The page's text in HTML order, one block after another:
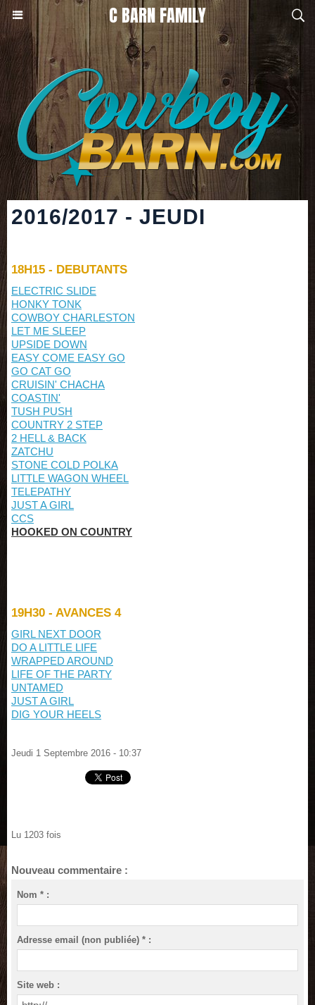
C BARN FAMILY
2016/2017 - JEUDI
18H15 - DEBUTANTS
ELECTRIC SLIDE
HONKY TONK
COWBOY CHARLESTON
LET ME SLEEP
UPSIDE DOWN
EASY COME EASY GO
GO CAT GO
CRUISIN' CHACHA
COASTIN'
TUSH PUSH
COUNTRY 2 STEP
2 HELL & BACK
ZATCHU
STONE COLD POLKA
LITTLE WAGON WHEEL
TELEPATHY
JUST A GIRL
CCS
HOOKED ON COUNTRY
19H30 - AVANCES 4
GIRL NEXT DOOR
DO A LITTLE LIFE
WRAPPED AROUND
LIFE OF THE PARTY
UNTAMED
JUST A GIRL
DIG YOUR HEELS
Jeudi 1 Septembre 2016 - 10:37
Lu 1203 fois
Nouveau commentaire :
Nom * :
Adresse email (non publiée) * :
Site web :